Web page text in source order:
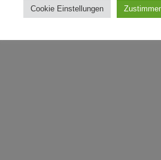
Cookie Einstellungen